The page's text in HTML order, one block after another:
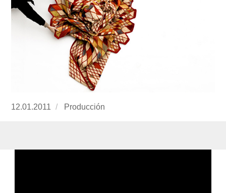
Publicado
12.01.2011 https://www.experimenta.es/author/
Producción